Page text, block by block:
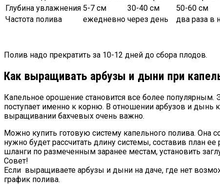
Глубина увлажнения 5-7 см 30-40 см 50-60 см
Частота полива
ежедневно через день два раза в
Полив надо прекратить за 10-12 дней до сбора плодов.
Как выращивать арбузы и дыни при
Капельное орошение становится все более популярным.
поступает именно к корню. В отношении арбузов и дынь
выращивании бахчевых очень важно.
Можно купить готовую систему капельного полива. Она
нужно будет рассчитать длину системы, составив план
шланги по размеченным заранее местам, установить
Совет!
Если выращиваете арбузы и дыни на даче, где нет
график полива.